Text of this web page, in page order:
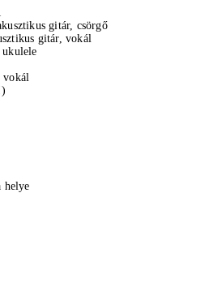
gitár, csörgő
gitár, vokál
ukulele
vokál
helye